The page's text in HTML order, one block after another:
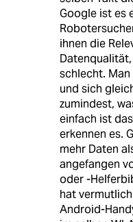
Google ist es
ihnen die
schlecht.
und sich
zumindest,
einfach ist
erkennen es.
mehr Daten
angefangen
oder -
hat
Android-